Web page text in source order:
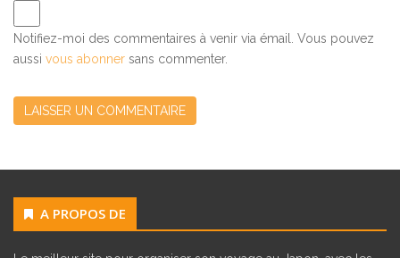
Notifiez-moi des commentaires à venir via émail. Vous pouvez
aussi vous abonner sans commenter.
A PROPOS DE